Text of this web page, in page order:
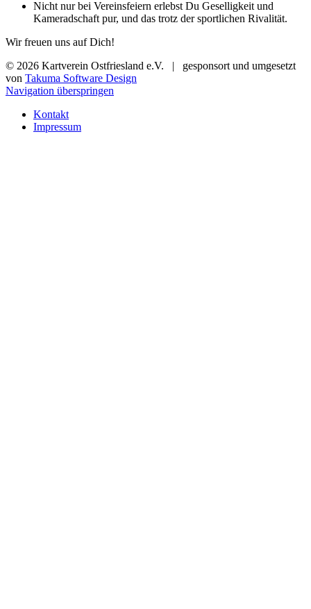
Nicht nur bei Vereinsfeiern erlebst Du Geselligkeit und
Kameradschaft pur, und das trotz der sportlichen Rivalität.
Wir freuen uns auf Dich!
© 2026 Kartverein Ostfriesland e.V. | gesponsort und umgesetzt
von Takuma Software Design
Navigation überspringen
Kontakt
Impressum